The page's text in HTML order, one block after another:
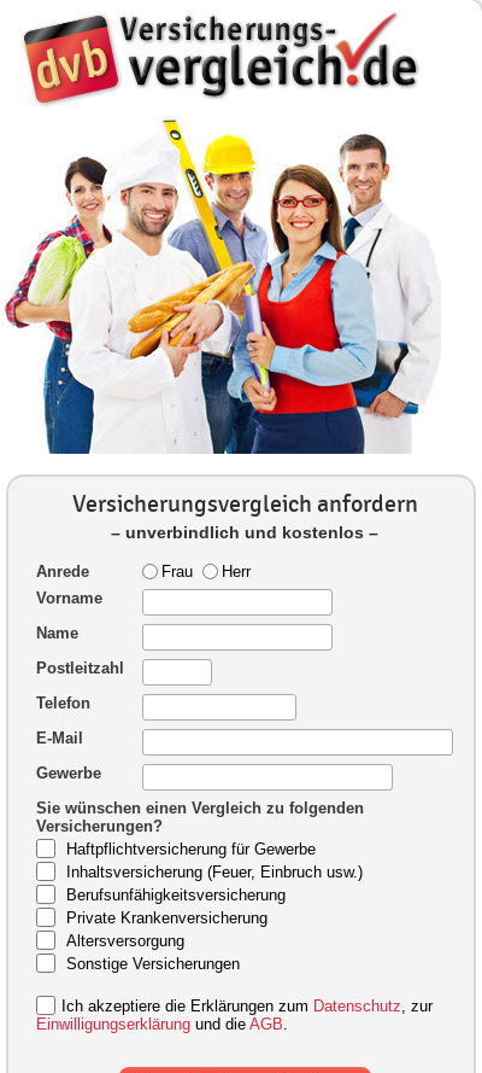
Versicherungsvergleich anfordern
– unverbindlich und kostenlos –
Anrede Frau
Herr
Vorname
Name
Postleitzahl
Telefon
E-Mail
Gewerbe
Sie wünschen einen Vergleich zu folgenden
Versicherungen?
Haftpflichtversicherung für Gewerbe
Inhaltsversicherung (Feuer, Einbruch usw.)
Berufsunfähigkeitsversicherung
Private Krankenversicherung
Altersversorgung
Sonstige Versicherungen
Ich akzeptiere die Erklärungen zum Datenschutz , zur
Einwilligungserklärung und die AGB.